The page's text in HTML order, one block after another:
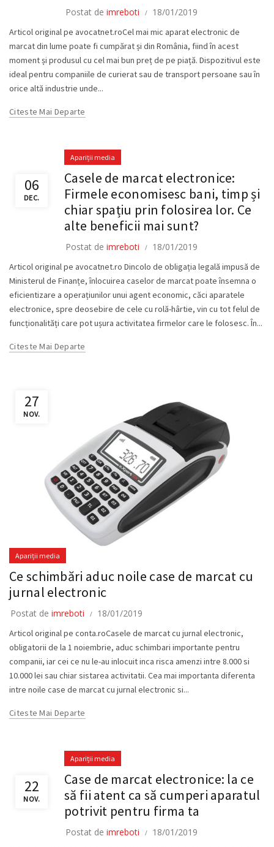
Postat de imreboti 18/01/2019
Articol original pe avocatnet.roCel mai mic aparat electronic de
marcat din lume poate fi cumpărat și din România, fiind în acest
moment și produsul cu cel mai bun preț de pe piață. Dispozitivul este
ideal pentru companiile de curierat sau de transport persoane sau în
orice altă industrie unde...
Citeste Mai Departe
06
DEC.
Apariții media
Casele de marcat electronice:
Firmele economisesc bani, timp și
chiar spațiu prin folosirea lor. Ce
alte beneficii mai sunt?
Postat de imreboti 18/01/2019
Articol original pe avocatnet.ro Dincolo de obligația legală impusă de
Ministerul de Finanțe, înlocuirea caselor de marcat poate însemna o
eficientizare a operațiunilor unui agent economic, căci aparatele
electronice, spre deosebire de cele cu rolă-hârtie, vin cu tot felul de
funcționalități care pot ușura activitatea firmelor care le folosesc. În...
Citeste Mai Departe
27
NOV.
Apariții media
Ce schimbări aduc noile case de marcat cu
jurnal electronic
Postat de imreboti 18/01/2019
Articol original pe conta.roCasele de marcat cu jurnal electronic,
obligatorii de la 1 noiembrie, aduc schimbari importante pentru
companii, iar cei ce nu le-au inlocuit inca risca amenzi intre 8.000 si
10.000 lei sau chiar sistarea activitatii. Cea mai importanta diferenta
intre noile case de marcat cu jurnal electronic si...
Citeste Mai Departe
22
NOV.
Apariții media
Case de marcat electronice: la ce
să fii atent ca să cumperi aparatul
potrivit pentru firma ta
Postat de imreboti 18/01/2019